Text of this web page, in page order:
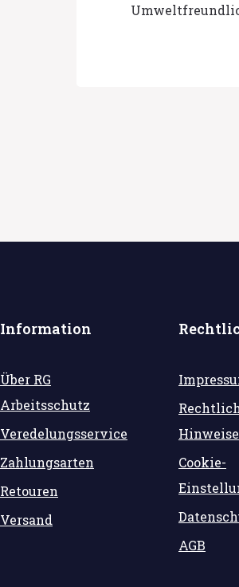
Information
Über RG
Arbeitsschutz
Veredelungsservice
Zahlungsarten
Retouren
Versand
Hinweise
Cookie-
AGB